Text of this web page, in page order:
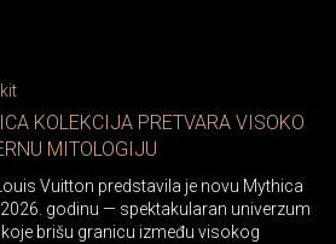
KOLEKCIJA PRETVARA VISOKO
MITOLOGIJU
Vuitton predstavila je novu Mythica
godinu — spektakularan univerzum
brišu granicu između visokog